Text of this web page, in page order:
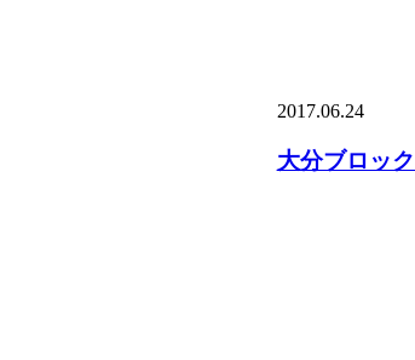
2017.06.24
大分ブロッ